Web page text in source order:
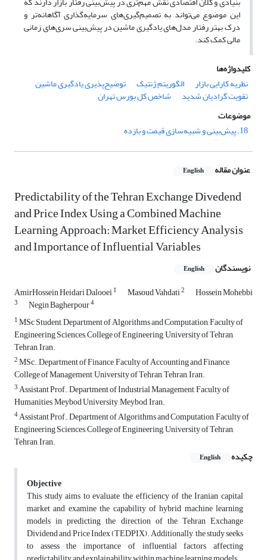
این موضوع می‌تواند به تصمیم‌گیری‌های سرمایه‌گذاری آگاهانه‌تر و
درک بهتر رفتار مدل‌های یادگیری ماشین در پیش‌بینی سری‌های زمانی
مالی کمک کند.
کلیدواژه‌ها
نظریه کارایی بازار
الگوریتم ژنتیک توضیح‌پذیری یادگیری ماشین
تقویت گرادیان شدید
شاخص کل بورس تهران
موضوعات
18. پیش‌بینی و شبیه‌سازی قیمت و بازده
عنوان مقاله English
Predictability of the Tehran Exchange Divedend
and Price Index Using a Combined Machine
Learning Approach: Market Efficiency Analysis
and Importance of Influential Variables
نویسندگان English
AmirHossein Heidari Dalooei1 Masoud Vahdati2 Hossein Mohebbi
3 Negin Bagherpour4
1MSc Student, Department of Algorithms and Computation, Faculty of
Engineering Sciences, College of Engineering, University of Tehran,
Tehran, Iran.
2MSc., Department of Finance, Faculty of Accounting and Finance,
College of Management, University of Tehran, Tehran, Iran.
3Assistant Prof., Department of Industrial Management, Faculty of
Humanities, Meybod University, Meybod, Iran.
4Assistant Prof., Department of Algorithms and Computation, Faculty of
Engineering Sciences, College of Engineering, University of Tehran,
Tehran, Iran.
چکیده
English
Objective
This study aims to evaluate the efficiency of the Iranian capital
market and examine the capability of hybrid machine learning
models in predicting the direction of the Tehran Exchange
Dividend and Price Index (TEDPIX). Additionally, the study seeks
to assess the importance of influential factors affecting